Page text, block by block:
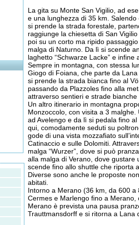
La gita su Monte San Vigilio, ad
e una lunghezza di 35 km.
si prende la strada forestale,
raggiunge la chiesetta di San
poi su un corto ma ripido
malga di Naturno. Da lì si scende
laghetto “Schwarze Lacke” e infine
Sempre in montagna, con stessa
Giogo di Foiana, che parte da
si prende la strada bianca fino al
passando da Plazzoles fino alla
attraverso sentieri e strade
Un altro itinerario in montagna
Monzoccolo, con visita a 3
ad Avelengo e da lì si pedala fino al
qui, comodamente seduti su
gode di una vista mozzafiato
Catinaccio e sulle Dolomiti.
malga “Wurzer”, dove si può
alla malga di Verano, dove
scende fino allo shuttle che riporta
Diverse sono anche le proposte
abitati.
Intorno a Merano (36 km, da 600
Cermes e Marlengo fino a Merano,
Merano è prevista una pausa
Trauttmansdorff e si ritorna a Lana